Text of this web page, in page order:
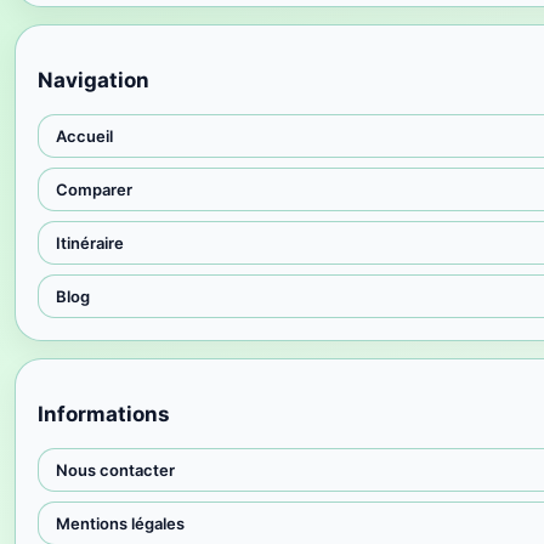
Navigation
Accueil
Comparer
Itinéraire
Blog
Informations
Nous contacter
Mentions légales